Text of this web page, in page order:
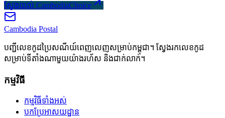
ស្វែងយល់ CambodiaChoice
Cambodia Postal
បញ្ជីលេខកូដប្រៃសណីយ៍ពេញលេញសម្រាប់កម្ពុជា។ ស្វែងរកលេខកូដ
សម្រាប់ទីតាំងណាមួយយ៉ាងរហ័ស និងជាក់លាក់។
កម្មវិធី
កម្មវិធីទាំងអស់
បកប្រែអាសយដ្ឋាន